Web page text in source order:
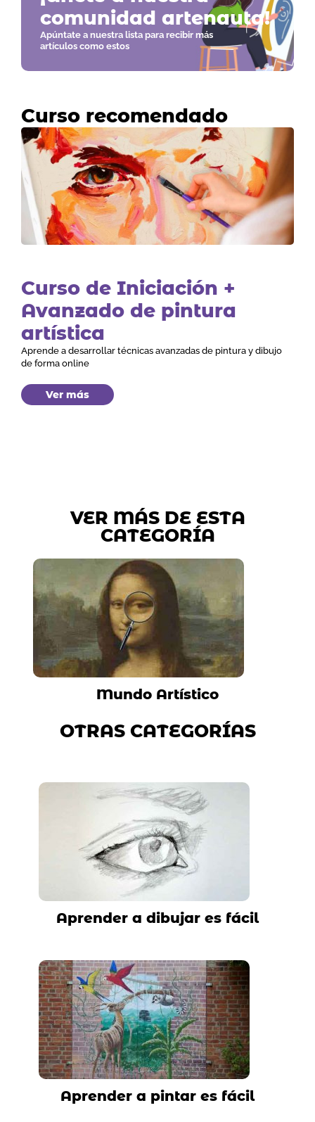
comunidad artenauta!
Apúntate a nuestra lista para recibir más
artículos como estos
Curso recomendado
Curso de Iniciación +
Avanzado de pintura
artística
Aprende a desarrollar técnicas avanzadas de pintura y dibujo
de forma online
Ver más
VER MÁS DE ESTA
CATEGORÍA
Mundo Artístico
OTRAS CATEGORÍAS
Aprender a dibujar es fácil
Aprender a pintar es fácil